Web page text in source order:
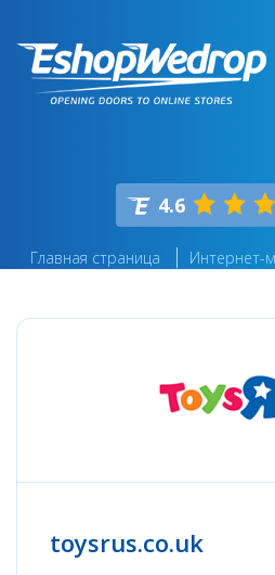
4.6
Главная страница Интернет-
toysrus.co.uk